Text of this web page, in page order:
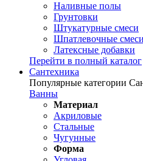
Наливные полы
Грунтовки
Штукатурные смеси
Шпатлевочные смеси
Латексные добавки
Перейти в полный каталог
Сантехника
Популярные категории
Ванны
Материал
Акриловые
Стальные
Чугунные
Форма